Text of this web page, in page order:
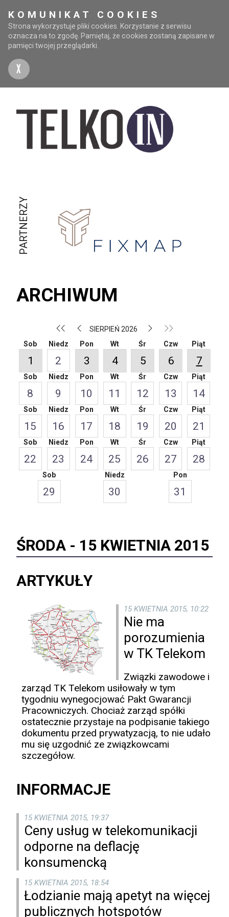
KOMUNIKAT COOKIES
Strona wykorzystuje pliki cookies. Korzystanie z serwisu
oznacza na to zgodę. Pamiętaj, że cookies zostaną zapisane w
pamięci twojej przeglądarki.
X
PARTNERZY
ARCHIWUM
SIERPIEŃ 2026
Sob
1
Niedz
2
Pon
3
Wt
4
Śr
5
Czw
6
Piąt
7
Sob
8
Niedz
9
Pon
10
Wt
11
Śr
12
Czw
13
Piąt
14
Sob
15
Niedz
16
Pon
17
Wt
18
Śr
19
Czw
20
Piąt
21
Sob
22
Niedz
23
Pon
24
Wt
25
Śr
26
Czw
27
Piąt
28
Sob
29
Niedz
30
Pon
31
ŚRODA - 15 KWIETNIA 2015
ARTYKUŁY
15 KWIETNIA 2015, 10:22
Nie ma
porozumienia
w TK Telekom
Związki zawodowe i
zarząd TK Telekom usiłowały w tym
tygodniu wynegocjować Pakt Gwarancji
Pracowniczych. Chociaż zarząd spółki
ostatecznie przystaje na podpisanie takiego
dokumentu przed prywatyzacją, to nie udało
mu się uzgodnić ze związkowcami
szczegółow.
INFORMACJE
15 KWIETNIA 2015, 19:37
Ceny usług w telekomunikacji
odporne na deflację
konsumencką
15 KWIETNIA 2015, 18:54
Łodzianie mają apetyt na więcej
publicznych hotspotów